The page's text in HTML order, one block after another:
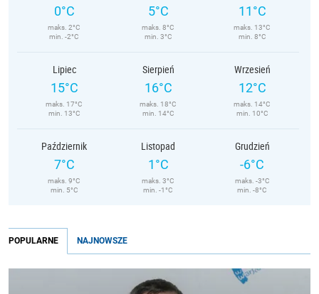
0°C
maks. 2°C
min. -2°C
5°C
maks. 8°C
min. 3°C
11°C
maks. 13°C
min. 8°C
Lipiec
15°C
maks. 17°C
min. 13°C
Sierpień
16°C
maks. 18°C
min. 14°C
Wrzesień
12°C
maks. 14°C
min. 10°C
Październik
7°C
maks. 9°C
min. 5°C
Listopad
1°C
maks. 3°C
min. -1°C
Grudzień
-6°C
maks. -3°C
min. -8°C
POPULARNE NAJNOWSZE